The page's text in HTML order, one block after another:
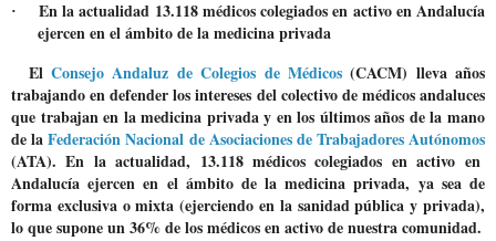
·
En la actualidad 13.118 médicos colegiados en activo en Andalucía
ejercen en el ámbito de la medicina privada
ElConsejo Andaluz de Colegios de Médicos(CACM) lleva años
trabajando en defender los intereses del colectivo de médicos andaluces
que trabajan en la medicina privada y en los últimos años de la mano
de laFederación Nacional de Asociaciones de Trabajadores Autónomos
(ATA). En la actualidad, 13.118 médicos colegiados en activo en
Andalucía ejercen en el ámbito de la medicina privada, ya sea de
forma exclusiva o mixta (ejerciendo en la sanidad pública y privada),
lo que supone un 36% de los médicos en activo de nuestra comunidad.